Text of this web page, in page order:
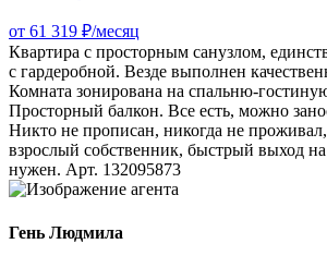
от 61 319 ₽/месяц
Квартира с просторным санузлом,
с гардеробной. Везде выполнен
Комната зонирована на спальню-
Просторный балкон. Все есть, можно
Никто не прописан, никогда не
взрослый собственник, быстрый выход
нужен. Арт. 132095873
Гень Людмила